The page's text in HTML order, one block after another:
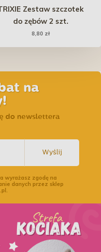
Zestaw szczotek
do zębów 2 szt.
8,80 zł
na
do newslettera
Wyślij
wyrażasz zgodę na
danych przez sklep